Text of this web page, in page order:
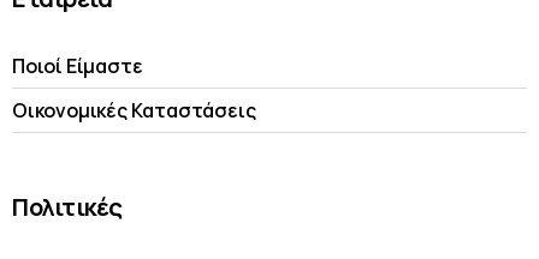
Ποιοί Είμαστε
Οικονομικές Kαταστάσεις
Πολιτικές